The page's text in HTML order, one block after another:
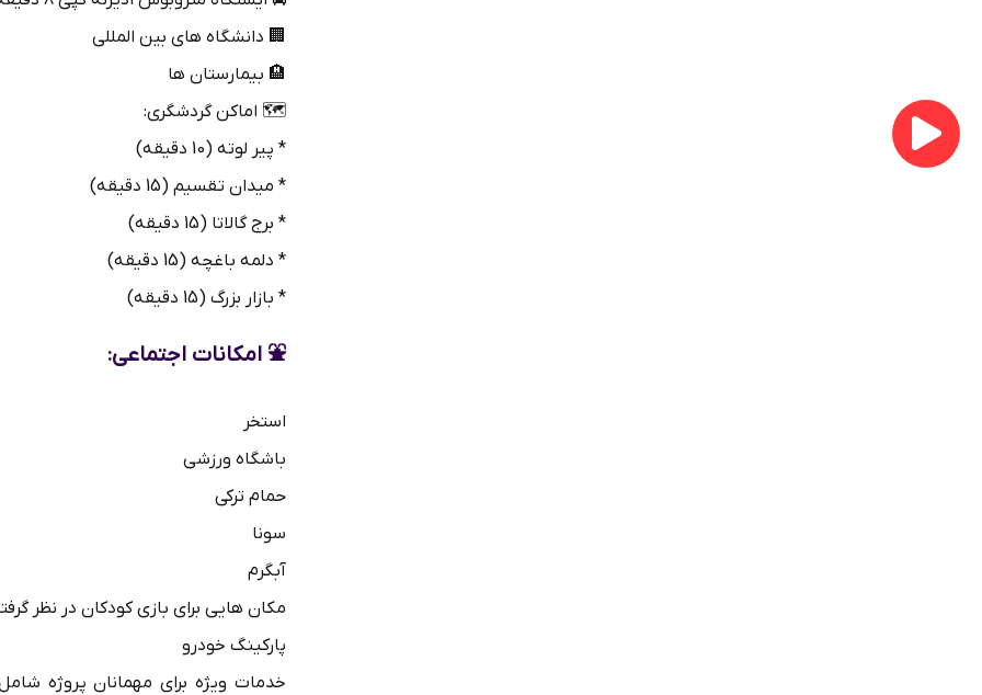
🏢 دانشگاه های بین المللی
🏨 بیمارستان ها
🗺️ اماکن گردشگری:
* پیر لوته (10 دقیقه)
* میدان تقسیم (15 دقیقه)
* برج گالاتا (15 دقیقه)
* دلمه باغچه (15 دقیقه)
* بازار بزرگ (15 دقیقه)
⛲️ امکانات اجتماعی:
استخر
باشگاه ورزشی
حمام ترکی
سونا
آبگرم
مکان هایی برای بازی کودکان در نظر
پارکینگ خودرو
خدمات ویژه برای مهمانان پروژه